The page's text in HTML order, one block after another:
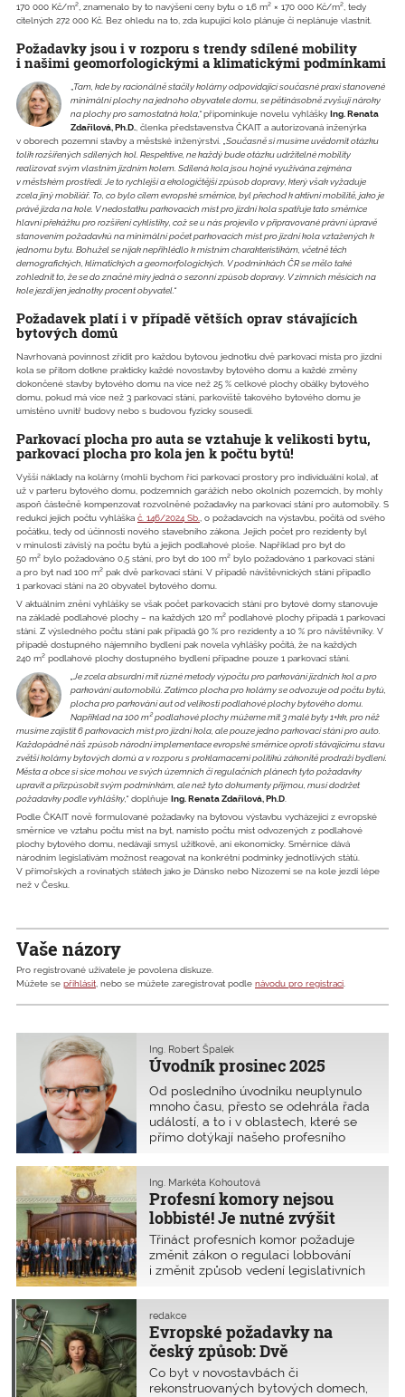
170 000 Kč/m², znamenalo by to navýšení ceny bytu o 1,6 m² × 170 000 Kč/m², tedy
citelných 272 000 Kč. Bez ohledu na to, zda kupující kolo plánuje či neplánuje vlastnit.
Požadavky jsou i v rozporu s trendy sdílené mobility
i našimi geomorfologickými a klimatickými podmínkami
Tam, kde by racionálně stačily kolárny odpovídající současné praxi stanovené
minimální plochy na jednoho obyvatele domu, se pětinásobně zvyšují nároky
na plochy pro samostatná kola,“připomínkuje novelu vyhlášky Ing. Renata
Zdařilová, Ph.D.
, členka představenstva ČKAIT a autorizovaná inženýrka
v oborech pozemní stavby a městské inženýrství.
„Současně si musíme uvědomit otázku
tolik rozšířených sdílených kol. Respektive, ne každý bude otázku udržitelné mobility
realizovat svým vlastním jízdním kolem. Sdílená kola jsou hojně využívána zejména
v městském prostředí. Je to rychlejší a ekologičtější způsob dopravy, který však vyžaduje
zcela jiný mobiliář. To, co bylo cílem evropské směrnice, byl přechod k aktivní mobilitě, jako je
právě jízda na kole. V nedostatku parkovacích míst pro jízdní kola spatřuje tato směrnice
hlavní překážku pro rozšíření cyklistiky, což se u nás projevilo v připravované právní úpravě
stanovením požadavků na minimální počet parkovacích míst pro jízdní kola vztažených k
jednomu bytu. Bohužel se nijak nepřihlédlo k místním charakteristikám, včetně těch
demografických, klimatických a geomorfologických. V podmínkách ČR se mělo také
zohlednit to, že se do značné míry jedná o sezonní způsob dopravy. V zimních měsících na
kole jezdí jen jednotky procent obyvatel.“
Požadavek platí i v případě větších oprav stávajících
bytových domů
Navrhovaná povinnost zřídit pro každou bytovou jednotku dvě parkovací místa pro jízdní
kola se přitom dotkne prakticky kaž­dé novostavby bytového domu a každé změny
dokončené stavby bytového domu na více než 25 % celkové plochy obálky bytového
domu, pokud má více než 3 parkovací stání, parkoviště takového bytového domu je
umístěno uvnitř budovy nebo s budovou fyzicky sousedí.
Parkovací plocha pro auta se vztahuje k velikosti bytu,
parkovací plocha pro kola jen k počtu bytů!
Vyšší náklady na kolárny (mohli bychom říci parkovací prostory pro individuální kola), ať
už v parteru bytového domu, podzemních garážích nebo okolních pozemcích, by mohly
aspoň částečně kompenzovat rozvolněné požadavky na parkovací stání pro automobily. S
redukcí jejich počtu vyhláška č. 146/2024 Sb., o požadavcích na výstavbu, počítá od svého
počátku, tedy od účinnosti nového stavebního zákona. Jejich počet pro rezidenty byl
v minulosti závislý na počtu bytů a jejich podlahové ploše. Například pro byt do
50 m² bylo požadováno 0,5 stání, pro byt do 100 m² bylo požadováno 1 parkovací stání
a pro byt nad 100 m² pak dvě parkovací stání. V případě návštěvnických stání připadlo
1 parkovací stání na 20 obyvatel bytového domu.
V aktuálním znění vyhlášky se však počet parkovacích stání pro bytové domy stanovuje
na základě podlahové plochy – na každých 120 m² podlahové plochy připadá 1 parkovací
stání. Z výsledného počtu stání pak připadá 90 % pro rezidenty a 10 % pro návštěvníky. V
případě dostupného nájemního bydlení pak novela vyhlášky počítá, že na každých
240 m² podlahové plochy dostupného bydlení připadne pouze 1 parkovací stání.
„Je zcela absurdní mít různé metody výpočtu pro parkování jízdních kol a pro
parkování automobilů. Zatímco plocha pro kolárny se odvozuje od počtu bytů,
plocha pro parkování aut od velikosti podlahové plochy bytového domu.
Například na 100 m² podlahové plochy můžeme mít 3 malé byty 1+kk, pro něž
musíme zajistit 6 parkovacích míst pro jízdní kola, ale pouze jedno parkovací stání pro auto.
Každopádně náš způsob národní implementace evropské směrnice oproti stávajícímu stavu
zvětší kolárny bytových domů a v rozporu s proklamacemi politiků zákonitě prodraží bydlení.
Města a obce si sice mohou ve svých územních či regulačních plánech tyto požadavky
upravit a přizpůsobit svým podmínkám, ale než tyto dokumenty přijmou, musí dodržet
požadavky podle vyhlášky,“ doplňuje Ing. Renata Zdařilová, Ph.D.
Podle ČKAIT nově formulované požadavky na bytovou výstavbu vycházející z evropské
směrnice ve vztahu počtu míst na byt, namísto počtu míst odvozených z podlahové
plochy bytového domu, nedávají smysl užitkově, ani ekonomicky. Směrnice dává
národním legislativám možnost reagovat na konkrétní podmínky jednotlivých států.
V přímořských a rovinatých státech jako je Dánsko nebo Nizozemí se na kole jezdí lépe
než v Česku.
Vaše názory
Pro registrované uživatele je povolena diskuze.
Můžete se přihlásit, nebo se můžete zaregistrovat podle návodu pro registraci.
Úvodník prosinec 2025
Ing. Robert Špalek
Od posledního úvodníku neuplynulo
mnoho času, přesto se odehrála řada
událostí, a to i v oblastech, které se
přímo dotýkají našeho profesního
informací je, že nastupující vláda
připravuje znovu úplně nový stavební
zákon, k
Profesní komory nejsou
lobbisté! Je nutné zvýšit
odbornost legislativní
procesů
Ing. Markéta Kohoutová
Třináct profesních komor požaduje
změnit zákon o regulaci lobbování
i změnit způsob vedení legislativních
zákonů nezávislé odborníky z vysoce
kvalifikovaných profesí jako jsou lékaři,
stavební inženýři, advokáti, lékárníci,
stomatologové, daňoví poradci,
veterináři, architekti, zeměměřiči,
auditoři, notáři, patentoví zástupci
a exekutoři. Obě tyto změny při zcela
Evropské požadavky na
český způsob: Dvě
zaparkovaná kola na každý
i nejmenší byt
redakce
Co byt v novostavbách či
rekonstruovaných bytových domech,